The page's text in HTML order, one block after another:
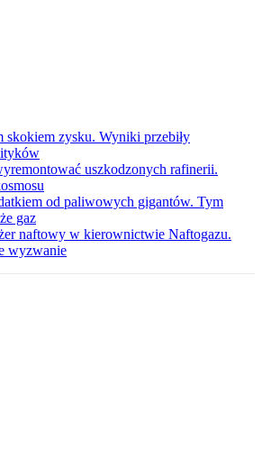
skokiem zysku. Wyniki przebiły
uszkodzonych rafinerii.
od paliwowych gigantów. Tym
gaz
naftowy w kierownictwie Naftogazu.
wyzwanie